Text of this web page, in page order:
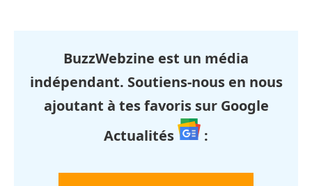
BuzzWebzine est un média
indépendant. Soutiens-nous en nous
ajoutant à tes favoris sur Google
Actualités
: